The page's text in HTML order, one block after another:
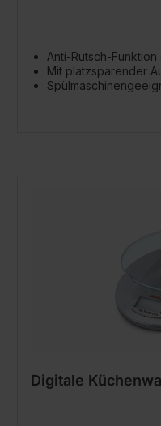
Anti-Rutsch-
Mit platzsparender
Digitale